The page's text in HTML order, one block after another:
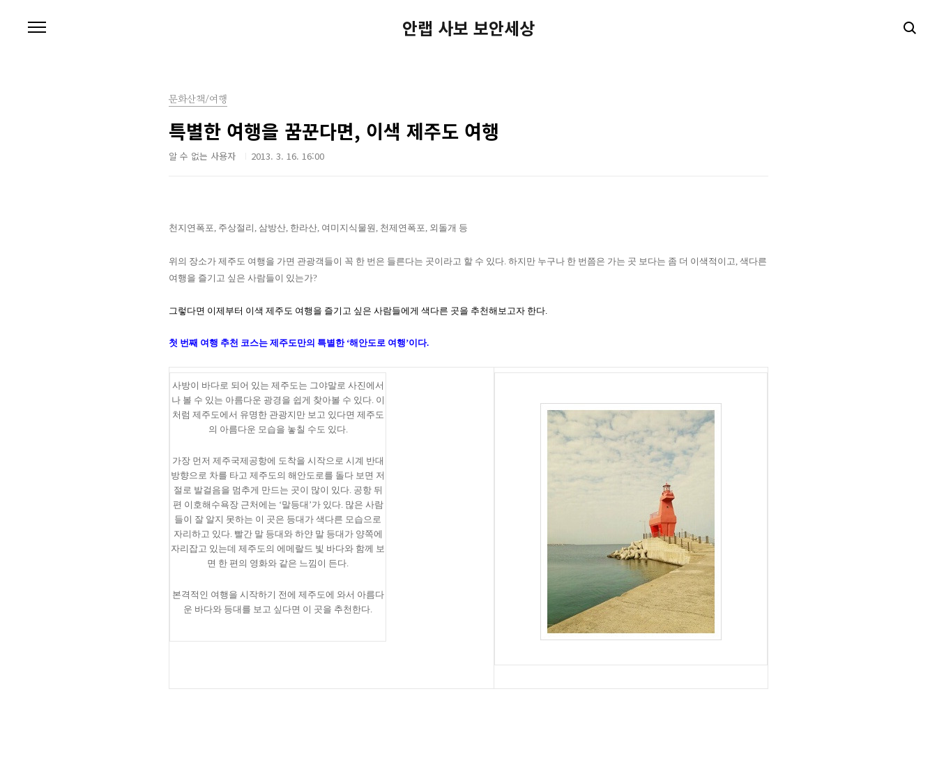
안랩 사보 보안세상
문화산책/여행
특별한 여행을 꿈꾼다면, 이색 제주도 여행
알 수 없는 사용자 2013. 3. 16. 16:00
천지연폭포, 주상절리 , 삼방산, 한라산, 여미지식물원 , 천제연폭포, 외돌개 등
위의 장소가 제주도 여행을 가면 관광객들이 꼭 한 번은 들른다는 곳이라고 할 수 있다. 하지만 누구나 한 번쯤은 가는 곳 보다는 좀 더 이색적이고, 색다른
여행을 즐기고 싶은 사람들이 있는가?
그렇다면 이제부터 이색 제주도 여행을 즐기고 싶은 사람들에게 색다른 곳을 추천해보고자 한다.
첫 번째 여행 추천 코스는 제주도만의 특별한 ‘해안도로 여행’이다.
사방이 바다로 되어 있는 제주도는 그야말로 사진에서
나 볼 수 있는 아름다운 광경을 쉽게 찾아볼 수 있다. 이
처럼 제주도에서 유명한 관광지만 보고 있다면 제주도
의 아름다운 모습을 놓칠 수도 있다.
가장 먼저 제주국제공항에 도착을 시작으로 시계 반대
방향으로 차를 타고 제주도의 해안도로를 돌다 보면 저
절로 발걸음을 멈추게 만드는 곳이 많이 있다. 공항 뒤
편 이호해수욕장 근처에는 ‘말등대 ’가 있다. 많은 사람
들이 잘 알지 못하는 이 곳은 등대가 색다른 모습으로
자리하고 있다. 빨간 말 등대와 하얀 말 등대가 양쪽에
자리잡고 있는데 제주도의 에메랄드 빛 바다와 함께 보
면 한 편의 영화와 같은 느낌이 든다.
본격적인 여행을 시작하기 전에 제주도에 와서 아름다
운 바다와 등대를 보고 싶다면 이 곳을 추천한다.